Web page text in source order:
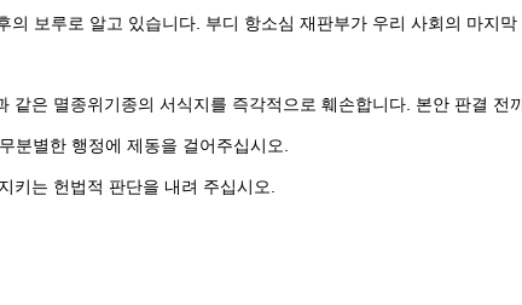
보루로 알고 있습니다. 부디 항소심 재판부가 우리 사회의 마지
은 멸종위기종의 서식지를 즉각적으로 훼손합니다. 본안 판결 전
분별한 행정에 제동을 걸어주십시오.
키는 헌법적 판단을 내려 주십시오.